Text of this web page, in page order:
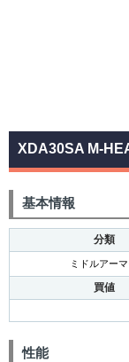
XDA30SA M-
基本情報
分類
ミドルアー
買値
性能